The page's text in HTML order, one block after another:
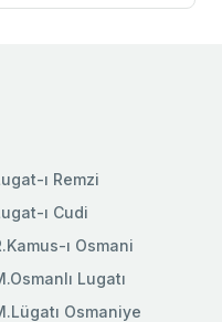
ı Remzi
ı Cudi
ı Osmani
Lugatı
Osmaniye